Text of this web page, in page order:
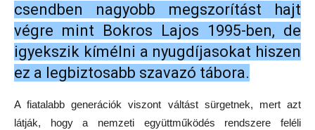
csendben nagyobb megszorítást hajt
végre mint Bokros Lajos 1995-ben, de
igyekszik kímélni a nyugdíjasokat hiszen
ez a legbiztosabb szavazó tábora.
A fiatalabb generációk viszont váltást sürgetnek, mert azt
látják, hogy a nemzeti együttműködés rendszere feléli